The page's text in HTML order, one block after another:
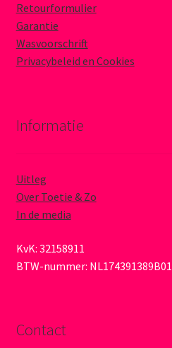
Retourformulier
Garantie
Wasvoorschrift
Privacybeleid en Cookies
Informatie
Uitleg
Over Toetie & Zo
In de media
KvK: 32158911
BTW-nummer: NL174391389B01
Contact